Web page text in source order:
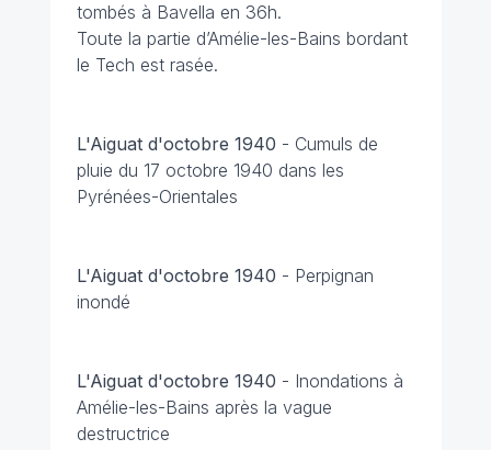
tombés à Bavella en 36h.
Toute la partie d’Amélie-les-Bains bordant
le Tech est rasée.
L'Aiguat d'octobre 1940 - Cumuls de
pluie du 17 octobre 1940 dans les
Pyrénées-Orientales
L'Aiguat d'octobre 1940 - Perpignan
inondé
L'Aiguat d'octobre 1940 - Inondations à
Amélie-les-Bains après la vague
destructrice